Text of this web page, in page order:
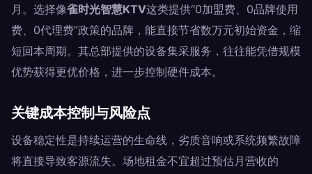
月。选择像雀时光智慧KTV这类提供“0加盟费、0品牌使用
费、0代理费”政策的品牌，能直接节省数万元初始资金，缩
短回本周期。其总部提供的设备集采服务，往往能凭借规模
优势获得更优价格，进一步控制硬件成本。
关键成本控制与风险点
设备稳定性是持续运营的生命线，劣质音响或系统频繁故障
将直接导致客源流失。场地租金不宜超过预估月营收的